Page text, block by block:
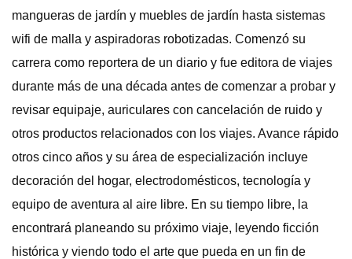
mangueras de jardín y muebles de jardín hasta sistemas
wifi de malla y aspiradoras robotizadas. Comenzó su
carrera como reportera de un diario y fue editora de viajes
durante más de una década antes de comenzar a probar y
revisar equipaje, auriculares con cancelación de ruido y
otros productos relacionados con los viajes. Avance rápido
otros cinco años y su área de especialización incluye
decoración del hogar, electrodomésticos, tecnología y
equipo de aventura al aire libre. En su tiempo libre, la
encontrará planeando su próximo viaje, leyendo ficción
histórica y viendo todo el arte que pueda en un fin de